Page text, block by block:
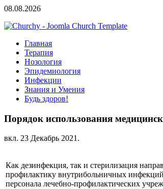
08.08.2026
Главная
Терапия
Нозология
Эпидемиология
Инфекции
Знания и Умения
Будь здоров!
Порядок использования
вкл. 23 Декабрь 2021.
Как дезинфекция, так и стерилизация
профилактику внутрибольничных
персонала лечебно-профилактических